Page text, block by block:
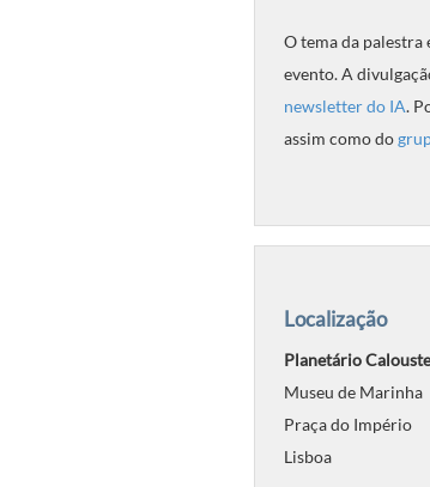
O tema da palestra
evento. A
newsletter do IA.
assim como do
Localização
Planetário
Museu de Marinha
Praça do Império
Lisboa